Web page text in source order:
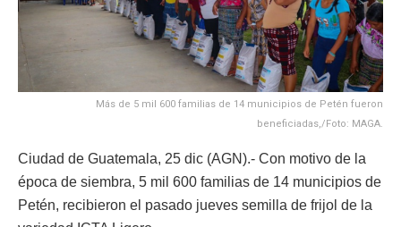
Más de 5 mil 600 familias de 14 municipios de Petén fueron
beneficiadas,/Foto: MAGA.
Ciudad de Guatemala, 25 dic (AGN).- Con motivo de la
época de siembra, 5 mil 600 familias de 14 municipios de
Petén, recibieron el pasado jueves semilla de frijol de la